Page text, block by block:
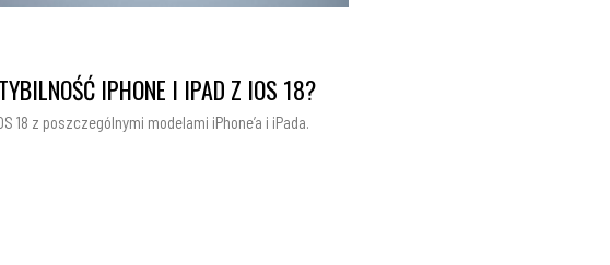
IPHONE I IPAD Z IOS 18?
18 z poszczególnymi modelami iPhone’a i iPada.